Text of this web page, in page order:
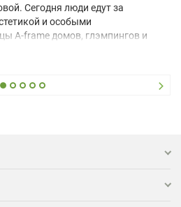
Сегодня люди едут за
и особыми
A-frame домов, глэмпингов и
растет, и
впечатлениями в соцсетях,